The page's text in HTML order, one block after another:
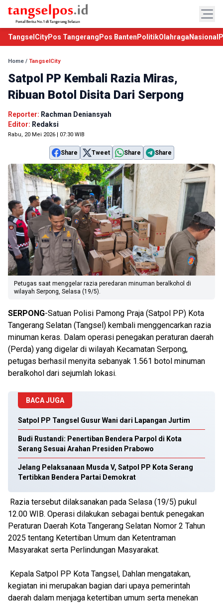
TangselCityPos Tangerang Pos Banten PolitikOlahraga Nasional
Home / TangselCity
Satpol PP Kembali Razia Miras,
Ribuan Botol Disita Dari Serpong
Reporter: Rachman Deniansyah
Editor: Redaksi
Rabu, 20 Mei 2026 | 07:30 WIB
Share Tweet Share Share
Petugas saat menggelar razia peredaran minuman beralkohol di
wilayah Serpong, Selasa (19/5).
SERPONG-Satuan Polisi Pamong Praja (Satpol PP) Kota
Tangerang Selatan (Tangsel) kembali menggencarkan razia
minuman keras. Dalam operasi penegakan peraturan daerah
(Perda) yang digelar di wilayah Kecamatan Serpong,
petugas berhasil menyita sebanyak 1.561 botol minuman
beralkohol dari sejumlah lokasi.
BACA JUGA
Satpol PP Tangsel Gusur Wani dari Lapangan Jurtim
Budi Rustandi: Penertiban Bendera Parpol di Kota
Serang Sesuai Arahan Presiden Prabowo
Jelang Pelaksanaan Musda V, Satpol PP Kota Serang
Tertibkan Bendera Partai Demokrat
Razia tersebut dilaksanakan pada Selasa (19/5) pukul
12.00 WIB. Operasi dilakukan sebagai bentuk penegakan
Peraturan Daerah Kota Tangerang Selatan Nomor 2 Tahun
2025 tentang Ketertiban Umum dan Ketentraman
Masyarakat serta Perlindungan Masyarakat.
Kepala Satpol PP Kota Tangsel, Dahlan mengatakan,
kegiatan ini merupakan bagian dari upaya pemerintah
daerah dalam menjaga ketertiban umum serta menekan